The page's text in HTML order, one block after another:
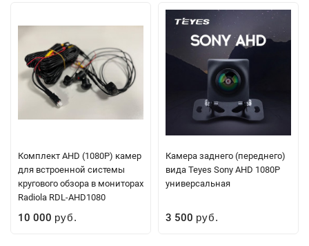
Комплект AHD (1080P) камер
для встроенной системы
кругового обзора в мониторах
Radiola RDL-AHD1080
10 000 руб.
Камера заднего (переднего)
вида Teyes Sony AHD 1080P
универсальная
3 500 руб.